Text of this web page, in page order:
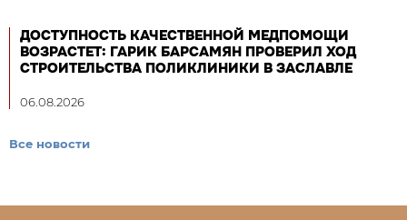
ДОСТУПНОСТЬ КАЧЕСТВЕННОЙ МЕДПОМОЩИ
ВОЗРАСТЕТ: ГАРИК БАРСАМЯН ПРОВЕРИЛ ХОД
СТРОИТЕЛЬСТВА ПОЛИКЛИНИКИ В ЗАСЛАВЛЕ
06.08.2026
Все новости